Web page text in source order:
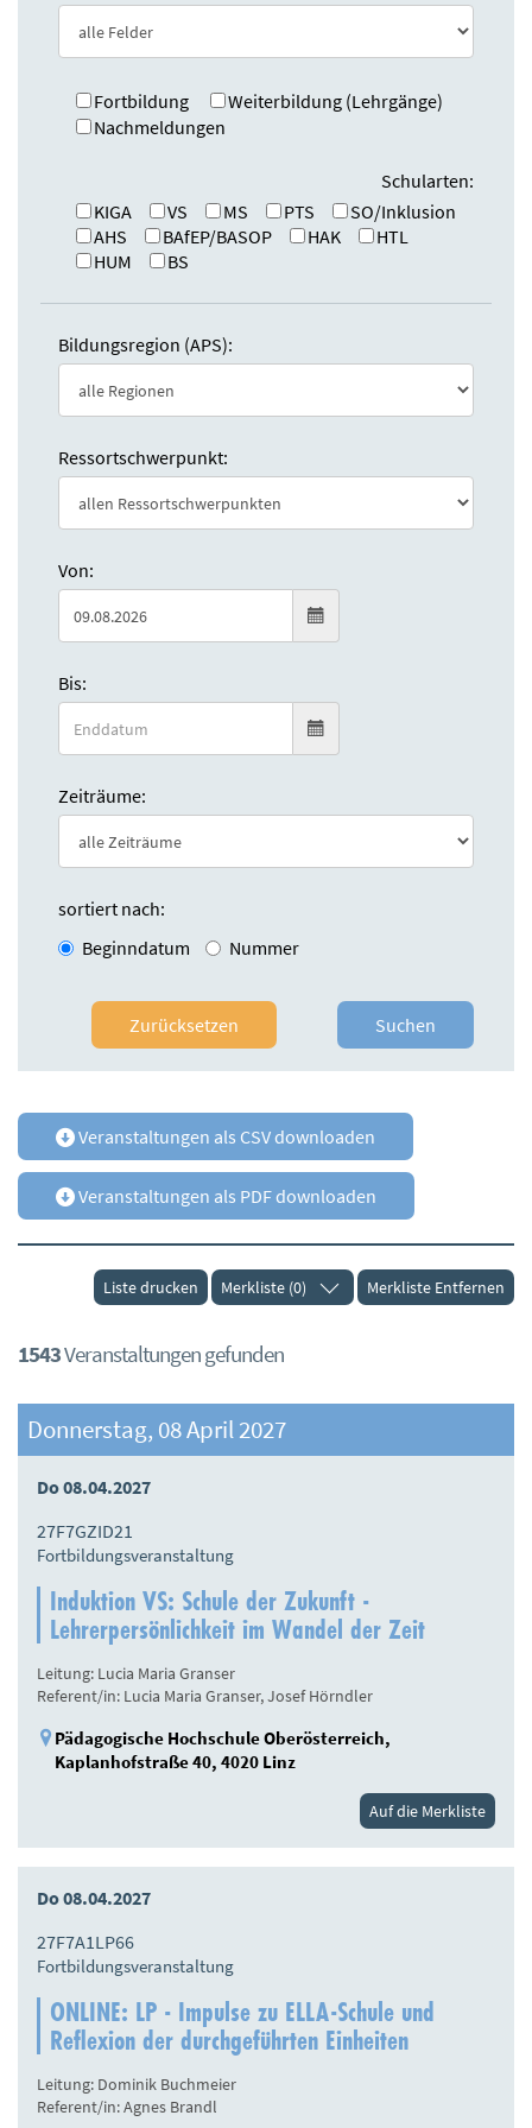
Fortbildung
Weiterbildung (Lehrgänge)
Nachmeldungen
Schularten:
KIGA
VS MS PTS
SO/Inklusion
AHS
BAfEP/BASOP HAK
HTL
HUM
BS
Bildungsregion (APS):
Ressortschwerpunkt:
Von:
Bis:
Zeiträume:
sortiert nach:
Beginndatum
Nummer
Zurücksetzen Suchen
Veranstaltungen als CSV downloaden
Veranstaltungen als PDF downloaden
Liste drucken Merkliste (0) Merkliste Entfernen
1543Veranstaltungen gefunden
Donnerstag, 08 April 2027
Do 08.04.2027
27F7GZID21
Fortbildungsveranstaltung
Induktion VS: Schule der Zukunft -
Lehrerpersönlichkeit im Wandel der Zeit
Leitung: Lucia Maria Granser
Referent/in: Lucia Maria Granser, Josef Hörndler
Pädagogische Hochschule Oberösterreich,
Kaplanhofstraße 40, 4020 Linz
Auf die Merkliste
Do 08.04.2027
27F7A1LP66
Fortbildungsveranstaltung
ONLINE: LP - Impulse zu ELLA-Schule und
Reflexion der durchgeführten Einheiten
Leitung: Dominik Buchmeier
Referent/in: Agnes Brandl